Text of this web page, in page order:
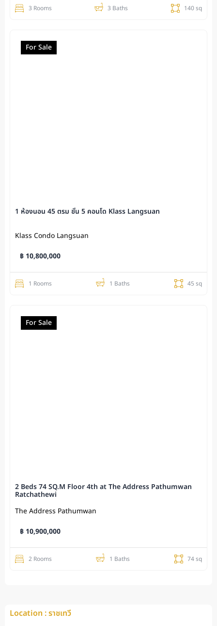
3 Rooms 3 Baths 140 sq
For Sale
1 ห้องนอน 45 ตรม ชั้น 5 คอนโด Klass Langsuan
Klass Condo Langsuan
฿ 10,800,000
1 Rooms 1 Baths 45 sq
For Sale
2 Beds 74 SQ.M Floor 4th at The Address Pathumwan
Ratchathewi
The Address Pathumwan
฿ 10,900,000
2 Rooms 1 Baths 74 sq
Location : ราชเทวี